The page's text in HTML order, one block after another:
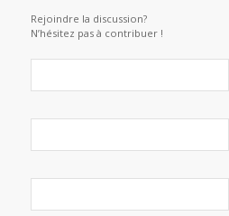
Rejoindre la discussion?
N’hésitez pas à contribuer !